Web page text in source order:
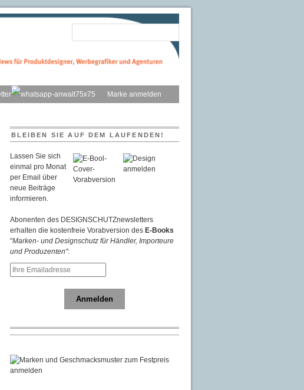
Marke anmelden
BLEIBEN SIE AUF DEM LAUFENDEN!
Lassen Sie sich
einmal pro Monat
per Email über
neue Beiträge
informieren.
Abonenten des DESIGNSCHUTZnewsletters
erhalten die kostenfreie Vorabversion des E-Books
"Marken- und Designschutz für Händler, Importeure
und Produzenten":
Anmelden